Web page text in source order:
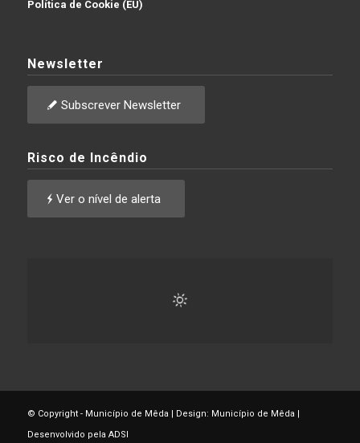
Política de Cookie (EU)
Newsletter
Subscrever Newsletter
Risco de Incêndio
Ver o nível de alerta
© Copyright - Município de Mêda | Design: Município de Mêda |
Desenvolvido pela ADSI